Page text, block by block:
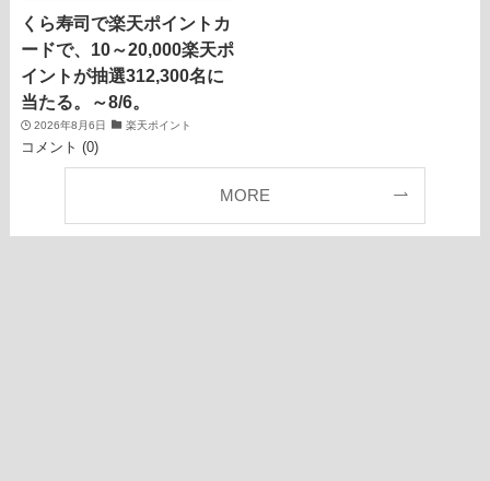
くら寿司で楽天ポイントカ
ードで、10～20,000楽天ポ
イントが抽選312,300名に
当たる。～8/6。
2026年8月6日 楽天ポイント
コメント (0)
MORE